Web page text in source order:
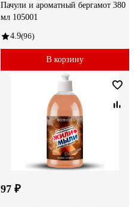
Пачули и ароматный бергамот 380
мл 105001
4.9(96)
В корзину
97 ₽